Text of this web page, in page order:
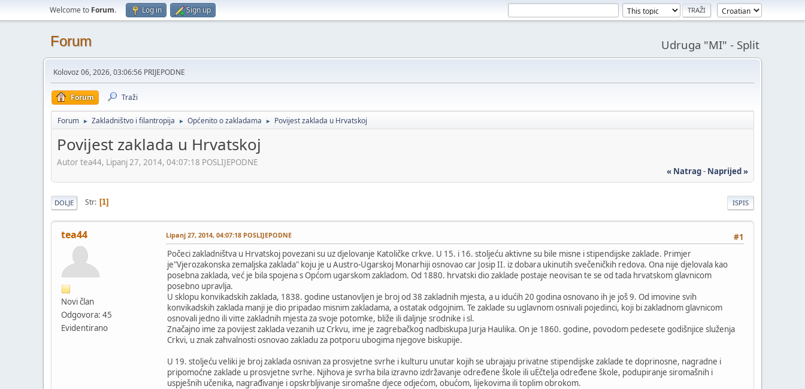
Welcome to Forum. Log in Sign up
Forum Udruga "MI" - Split
Kolovoz 06, 2026, 03:06:56 PRIJEPODNE
Forum Traži
Forum ► Zakladništvo i filantropija ► Općenito o zakladama ► Povijest zaklada u Hrvatskoj
Povijest zaklada u Hrvatskoj
Autor tea44, Lipanj 27, 2014, 04:07:18 POSLIJEPODNE
« Natrag- Naprijed »
ISPIS
DOLJE Str 1
tea44
Novi član
Odgovora: 45
Evidentirano
#1
Lipanj 27, 2014, 04:07:18 POSLIJEPODNE
Počeci zakladništva u Hrvatskoj povezani su uz djelovanje Katoličke crkve. U 15. i 16. stoljeću aktivne su bile misne i stipendijske zaklade. Primjer
je"Vjerozakonska zemaljska zaklada" koju je u Austro-Ugarskoj Monarhiji osnovao car Josip II. iz dobara ukinutih svečeničkih redova. Ona nije djelovala kao
posebna zaklada, već je bila spojena s Općom ugarskom zakladom. Od 1880. hrvatski dio zaklade postaje neovisan te se od tada hrvatskom glavnicom
posebno upravlja.
U sklopu konvikadskih zaklada, 1838. godine ustanovljen je broj od 38 zakladnih mjesta, a u idućih 20 godina osnovano ih je još 9. Od imovine svih
konvikadskih zaklada manji je dio pripadao misnim zakladama, a ostatak odgojnim. Te zaklade su uglavnom osnivali pojedinci, koji bi zakladnom glavnicom
osnovali jedno ili viπe zakladnih mjesta za svoje potomke, bliže ili daljnje srodnike i sl.
Značajno ime za povijest zaklada vezanih uz Crkvu, ime je zagrebačkog nadbiskupa Jurja Haulika. On je 1860. godine, povodom pedesete godišnjice služenja
Crkvi, u znak zahvalnosti osnovao zakladu za potporu ubogima njegove biskupije.
U 19. stoljeću veliki je broj zaklada osnivan za prosvjetne svrhe i kulturu unutar kojih se ubrajaju privatne stipendijske zaklade te doprinosne, nagradne i
pripomoćne zaklade u prosvjetne svrhe. Njihova je svrha bila izravno izdržavanje određene škole ili uËčtelja određene škole, podupiranje siromašnih i
uspješnih učenika, nagrađivanje i opskrbljivanje siromašne djece odjećom, obućom, lijekovima ili toplim obrokom.